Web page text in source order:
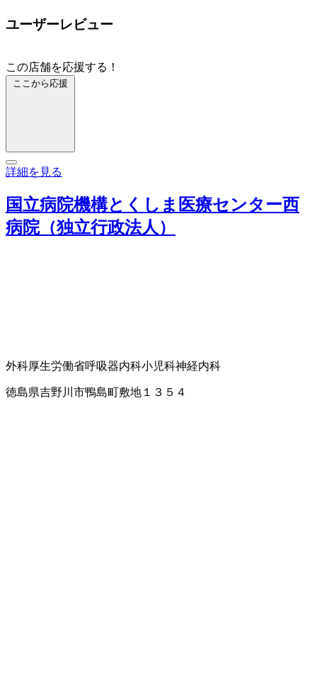
ユーザーレビュー
この店舗を応援する！
ここから応援
詳細を見る
国立病院機構とくしま医療センター西
病院（独立行政法人）
外科厚生労働省呼吸器内科小児科神経内科
徳島県吉野川市鴨島町敷地１３５４